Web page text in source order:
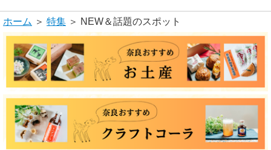
ホーム ＞ 特集 ＞ NEW＆話題のスポット